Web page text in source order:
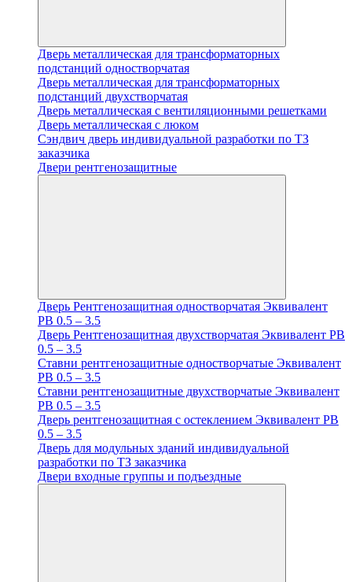
Дверь металлическая для трансформаторных
подстанций одностворчатая
Дверь металлическая для трансформаторных
подстанций двухстворчатая
Дверь металлическая с вентиляционными решетками
Дверь металлическая с люком
Cэндвич дверь индивидуальной разработки по ТЗ
заказчика
Двери рентгенозащитные
Дверь Рентгенозащитная одностворчатая Эквивалент
PB 0.5 – 3.5
Дверь Рентгенозащитная двухстворчатая Эквивалент PB
0.5 – 3.5
Ставни рентгенозащитные одностворчатые Эквивалент
PB 0.5 – 3.5
Ставни рентгенозащитные двухстворчатые Эквивалент
PB 0.5 – 3.5
Дверь рентгенозащитная с остеклением Эквивалент PB
0.5 – 3.5
Дверь для модульных зданий индивидуальной
разработки по ТЗ заказчика
Двери входные группы и подъездные